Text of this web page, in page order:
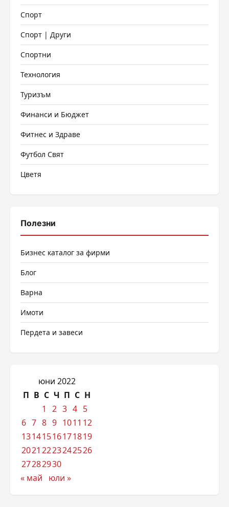
Спорт
Спорт | Други
Спортни
Технология
Туризъм
Финанси и Бюджет
Фитнес и Здраве
Футбол Свят
Цветя
Полезни
Бизнес каталог за фирми
Блог
Варна
Имоти
Пердета и завеси
юни 2022
П В С Ч П С Н
1
2 3 4 5
6 7 8 9 1011 12
13141516171819
2021 2223242526
27282930
« май
юли »